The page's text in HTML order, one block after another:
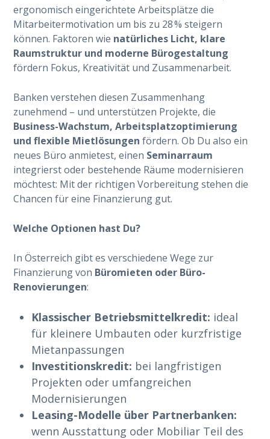
ergonomisch eingerichtete Arbeitsplätze die
Mitarbeitermotivation um bis zu 28 % steigern
können. Faktoren wie natürliches Licht, klare
Raumstruktur und moderne Bürogestaltung
fördern Fokus, Kreativität und Zusammenarbeit.
Banken verstehen diesen Zusammenhang
zunehmend – und unterstützen Projekte, die
Business-Wachstum, Arbeitsplatzoptimierung
und flexible Mietlösungen fördern. Ob Du also ein
neues Büro anmietest, einen Seminarraum
integrierst oder bestehende Räume modernisieren
möchtest: Mit der richtigen Vorbereitung stehen die
Chancen für eine Finanzierung gut.
Welche Optionen hast Du?
In Österreich gibt es verschiedene Wege zur
Finanzierung von Büromieten oder Büro-
Renovierungen:
Klassischer Betriebsmittelkredit: ideal
für kleinere Umbauten oder kurzfristige
Mietanpassungen
Investitionskredit: bei langfristigen
Projekten oder umfangreichen
Modernisierungen
Leasing-Modelle über Partnerbanken:
wenn Ausstattung oder Mobiliar Teil des